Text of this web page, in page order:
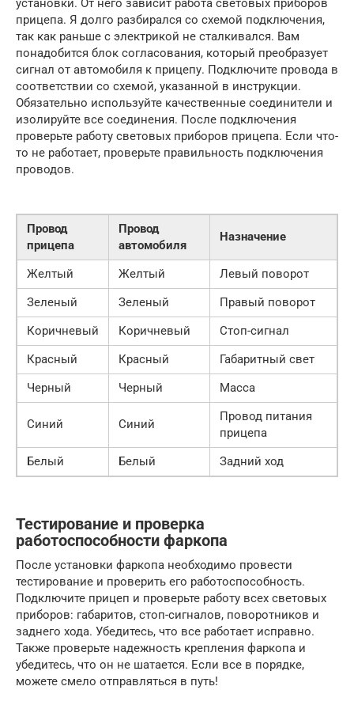
установки. От него зависит работа световых приборов
прицепа. Я долго разбирался со схемой подключения,
так как раньше с электрикой не сталкивался. Вам
понадобится блок согласования, который преобразует
сигнал от автомобиля к прицепу. Подключите провода в
соответствии со схемой, указанной в инструкции.
Обязательно используйте качественные соединители и
изолируйте все соединения. После подключения
проверьте работу световых приборов прицепа. Если что-
то не работает, проверьте правильность подключения
проводов.
Провод
прицепа
Провод
автомобиля
Назначение
Желтый Желтый
Левый поворот
Зеленый
Зеленый
Правый поворот
Коричневый
Коричневый
Стоп-сигнал
Красный
Красный
Габаритный свет
Черный
Черный Масса
Синий Синий
Провод питания
прицепа
Белый
Белый Задний ход
Тестирование и проверка
работоспособности фаркопа
После установки фаркопа необходимо провести
тестирование и проверить его работоспособность.
Подключите прицеп и проверьте работу всех световых
приборов: габаритов, стоп-сигналов, поворотников и
заднего хода. Убедитесь, что все работает исправно.
Также проверьте надежность крепления фаркопа и
убедитесь, что он не шатается. Если все в порядке,
можете смело отправляться в путь!